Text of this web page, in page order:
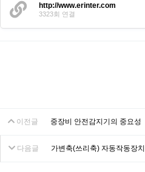
http://www.erinter.com
3323회 연결
이전글 중장비 안전감지기의 중요성
다음글 가변축(쓰리축) 자동작동장치